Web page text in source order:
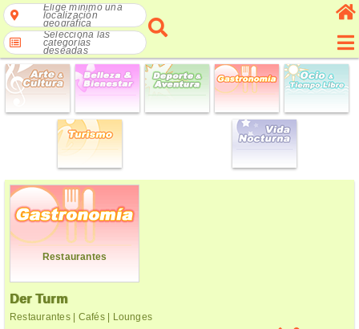
Elige mínimo una
localización
geográfica
Selecciona las
categorías
deseadas
Restaurantes
Der Turm
Restaurantes | Cafés | Lounges